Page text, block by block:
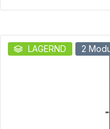
Produktgalerie
LAGERND 2